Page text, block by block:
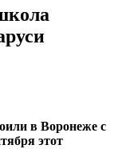
в Воронеже с
этот